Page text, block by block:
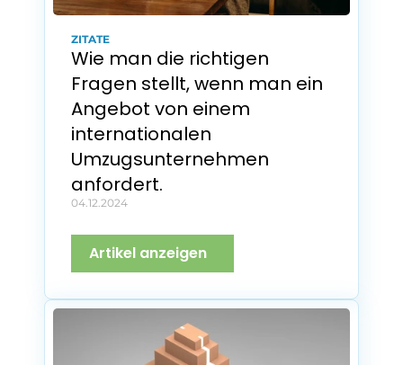
ZITATE
Wie man die richtigen
Fragen stellt, wenn man ein
Angebot von einem
internationalen
Umzugsunternehmen
anfordert.
04.12.2024
Artikel anzeigen